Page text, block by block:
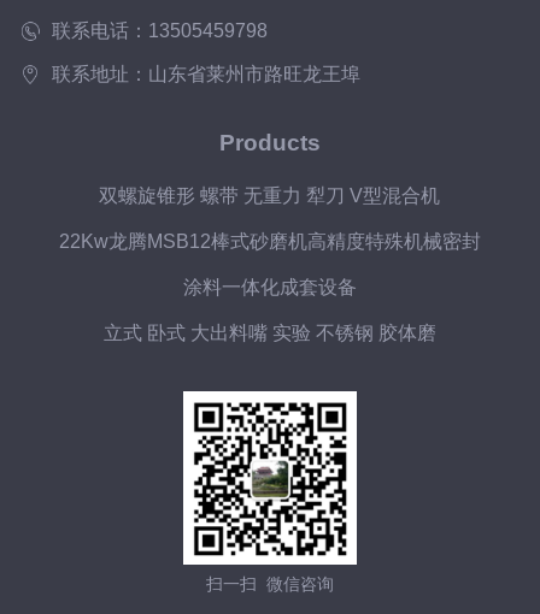
联系电话：13505459798
联系地址：山东省莱州市路旺龙王埠
Products
双螺旋锥形 螺带 无重力 犁刀 V型混合机
22Kw龙腾MSB12棒式砂磨机高精度特殊机械密封
涂料一体化成套设备
立式 卧式 大出料嘴 实验 不锈钢 胶体磨
扫一扫 微信咨询